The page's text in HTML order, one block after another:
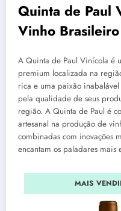
Quinta de Paul
Vinho Brasileiro
A Quinta de Paul Vinícola é
premium localizada na
rica e uma paixão
pela qualidade de seus
região. A Quinta de Paul é
artesanal na produção de
combinadas com inovações
encantam os paladares mais
MAIS